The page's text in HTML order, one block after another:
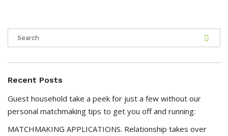
Recent Posts
Guest household take a peek for just a few without our
personal matchmaking tips to get you off and running:
MATCHMAKING APPLICATIONS. Relationship takes over